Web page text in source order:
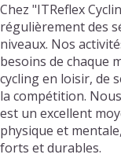
Chez "ITReflex
régulièrement des
niveaux. Nos
besoins de chaque
cycling en loisir, de
la compétition.
est un excellent
physique et
forts et durables.